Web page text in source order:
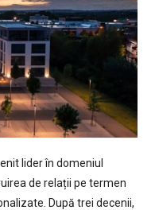
lider în domeniul
de relații pe termen
După trei decenii,